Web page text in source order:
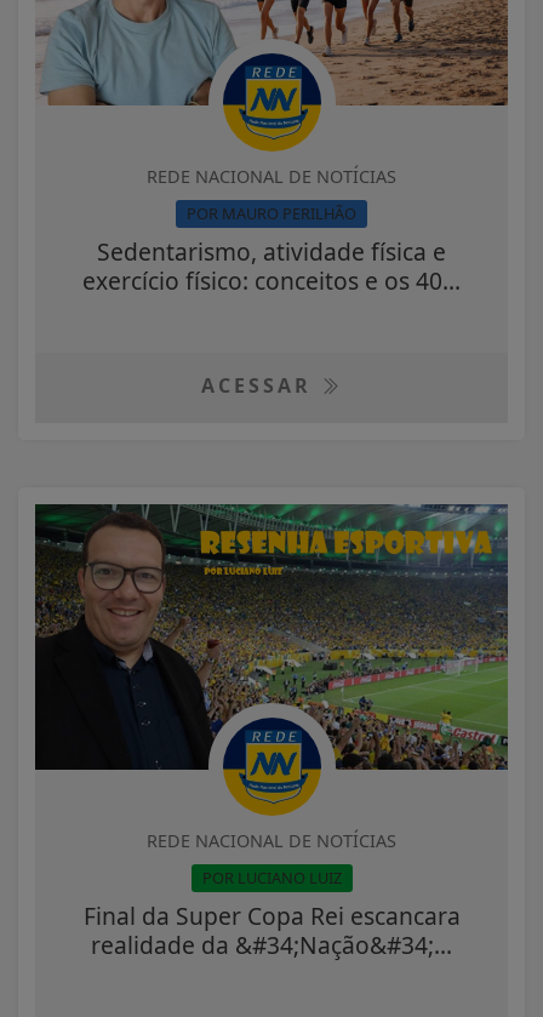
REDE NACIONAL DE NOTÍCIAS
POR MAURO PERILHÃO
Sedentarismo, atividade física e
exercício físico: conceitos e os 40...
ACESSAR
REDE NACIONAL DE NOTÍCIAS
POR LUCIANO LUIZ
Final da Super Copa Rei escancara
realidade da &#34;Nação&#34;...